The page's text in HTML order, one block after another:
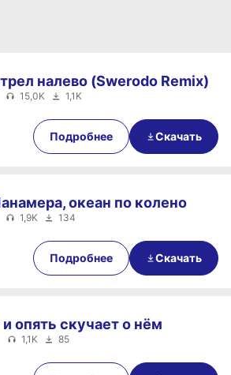
00:27
налево (Swerodo Remix)
15,0K 1,1K
Подробнее Скачать
00:26
океан по колено
1,9K 134
Подробнее Скачать
00:30
опять скучает о нём
1,1K 85